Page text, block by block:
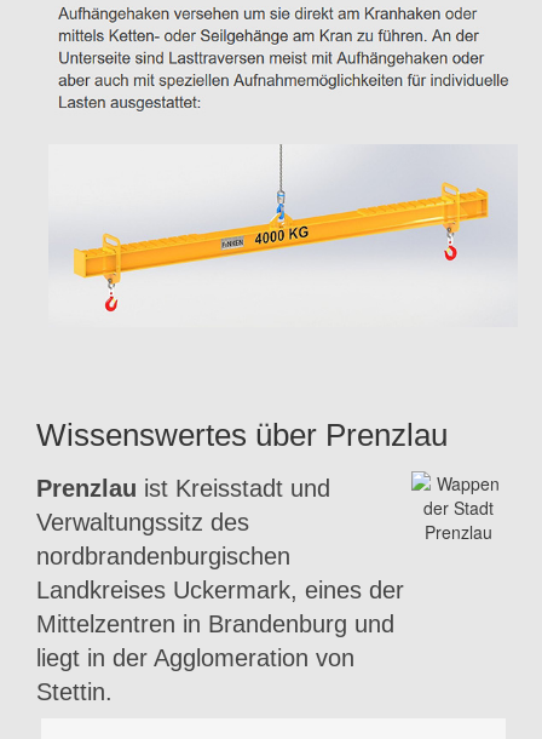
Wissenswertes über Prenzlau
Prenzlau ist Kreisstadt und
Verwaltungssitz des
nordbrandenburgischen
Landkreises Uckermark, eines der
Mittelzentren in Brandenburg und
liegt in der Agglomeration von
Stettin.